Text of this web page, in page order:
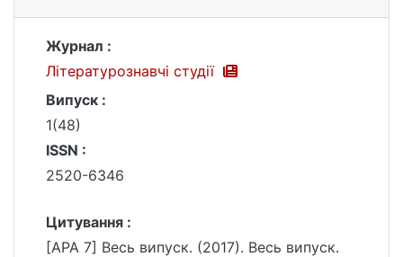
Журнал :
Літературознавчі студії
Випуск :
1(48)
ISSN :
2520-6346
Цитування :
[APA 7] Весь випуск. (2017). Весь випуск.